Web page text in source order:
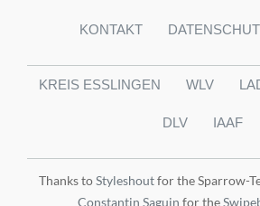
KONTAKT
KREIS ESSLINGEN WLV
DLV IAAF
Thanks toStyleshoutfor the Sparrow-
Constantin Saguin for the